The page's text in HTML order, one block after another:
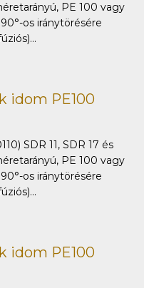
PE 100 vagy
os iránytörésére
idom PE100
SDR 11, SDR 17 és
PE 100 vagy
os iránytörésére
idom PE100